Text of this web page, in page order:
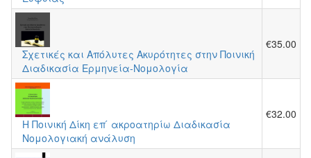
Σχετικές και Απόλυτες Ακυρότητες στην Ποινική
Διαδικασία Ερμηνεία-Νομολογία
€35.00
Η Ποινική Δίκη επ ́ ακροατηρίω Διαδικασία
Νομολογιακή ανάλυση
€32.00